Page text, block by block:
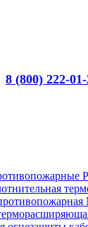
8 (800) 222-